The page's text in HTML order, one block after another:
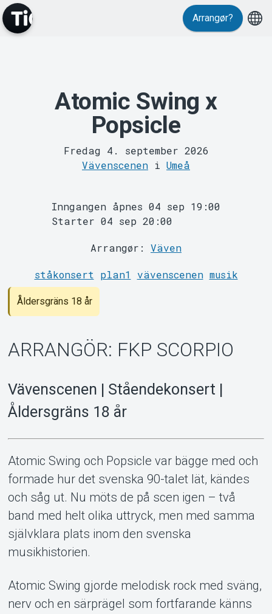
MyTickster
Support
Om Tickster
Arrangør?
Atomic Swing x
Popsicle
Fredag 4. september 2026
Vävenscenen i Umeå
Inngangen åpnes 04 sep 19:00
Starter 04 sep 20:00
Arrangør: Väven
ståkonsert plan1 vävenscenen musik
Åldersgräns 18 år
ARRANGÖR: FKP SCORPIO
Vävenscenen | Ståendekonsert |
Åldersgräns 18 år
Atomic Swing och Popsicle var bägge med och
formade hur det svenska 90-talet lät, kändes
och såg ut. Nu möts de på scen igen – två
band med helt olika uttryck, men med samma
självklara plats inom den svenska
musikhistorien.
Atomic Swing gjorde melodisk rock med sväng,
nerv och en särprägel som fortfarande känns